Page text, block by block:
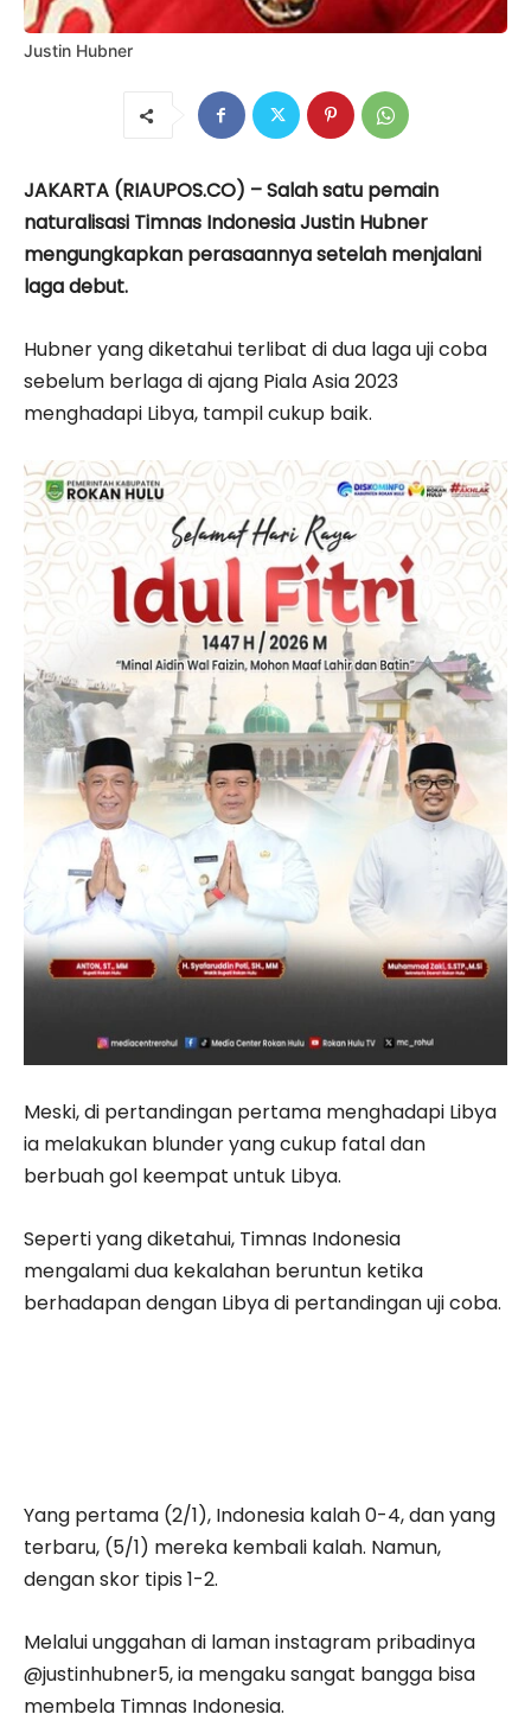
Justin Hubner
JAKARTA (RIAUPOS.CO) – Salah satu pemain
naturalisasi Timnas Indonesia Justin Hubner
mengungkapkan perasaannya setelah menjalani
laga debut.
Hubner yang diketahui terlibat di dua laga uji coba
sebelum berlaga di ajang Piala Asia 2023
menghadapi Libya, tampil cukup baik.
Meski, di pertandingan pertama menghadapi Libya
ia melakukan blunder yang cukup fatal dan
berbuah gol keempat untuk Libya.
Seperti yang diketahui, Timnas Indonesia
mengalami dua kekalahan beruntun ketika
berhadapan dengan Libya di pertandingan uji coba.
Yang pertama (2/1), Indonesia kalah 0-4, dan yang
terbaru, (5/1) mereka kembali kalah. Namun,
dengan skor tipis 1-2.
Melalui unggahan di laman instagram pribadinya
@justinhubner5, ia mengaku sangat bangga bisa
membela Timnas Indonesia.